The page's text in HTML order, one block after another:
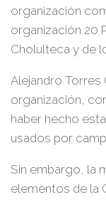
organización
organización 20
Cholulteca y de
Alejandro
organización,
haber hecho
usados por
Sin embargo, la
elementos de la